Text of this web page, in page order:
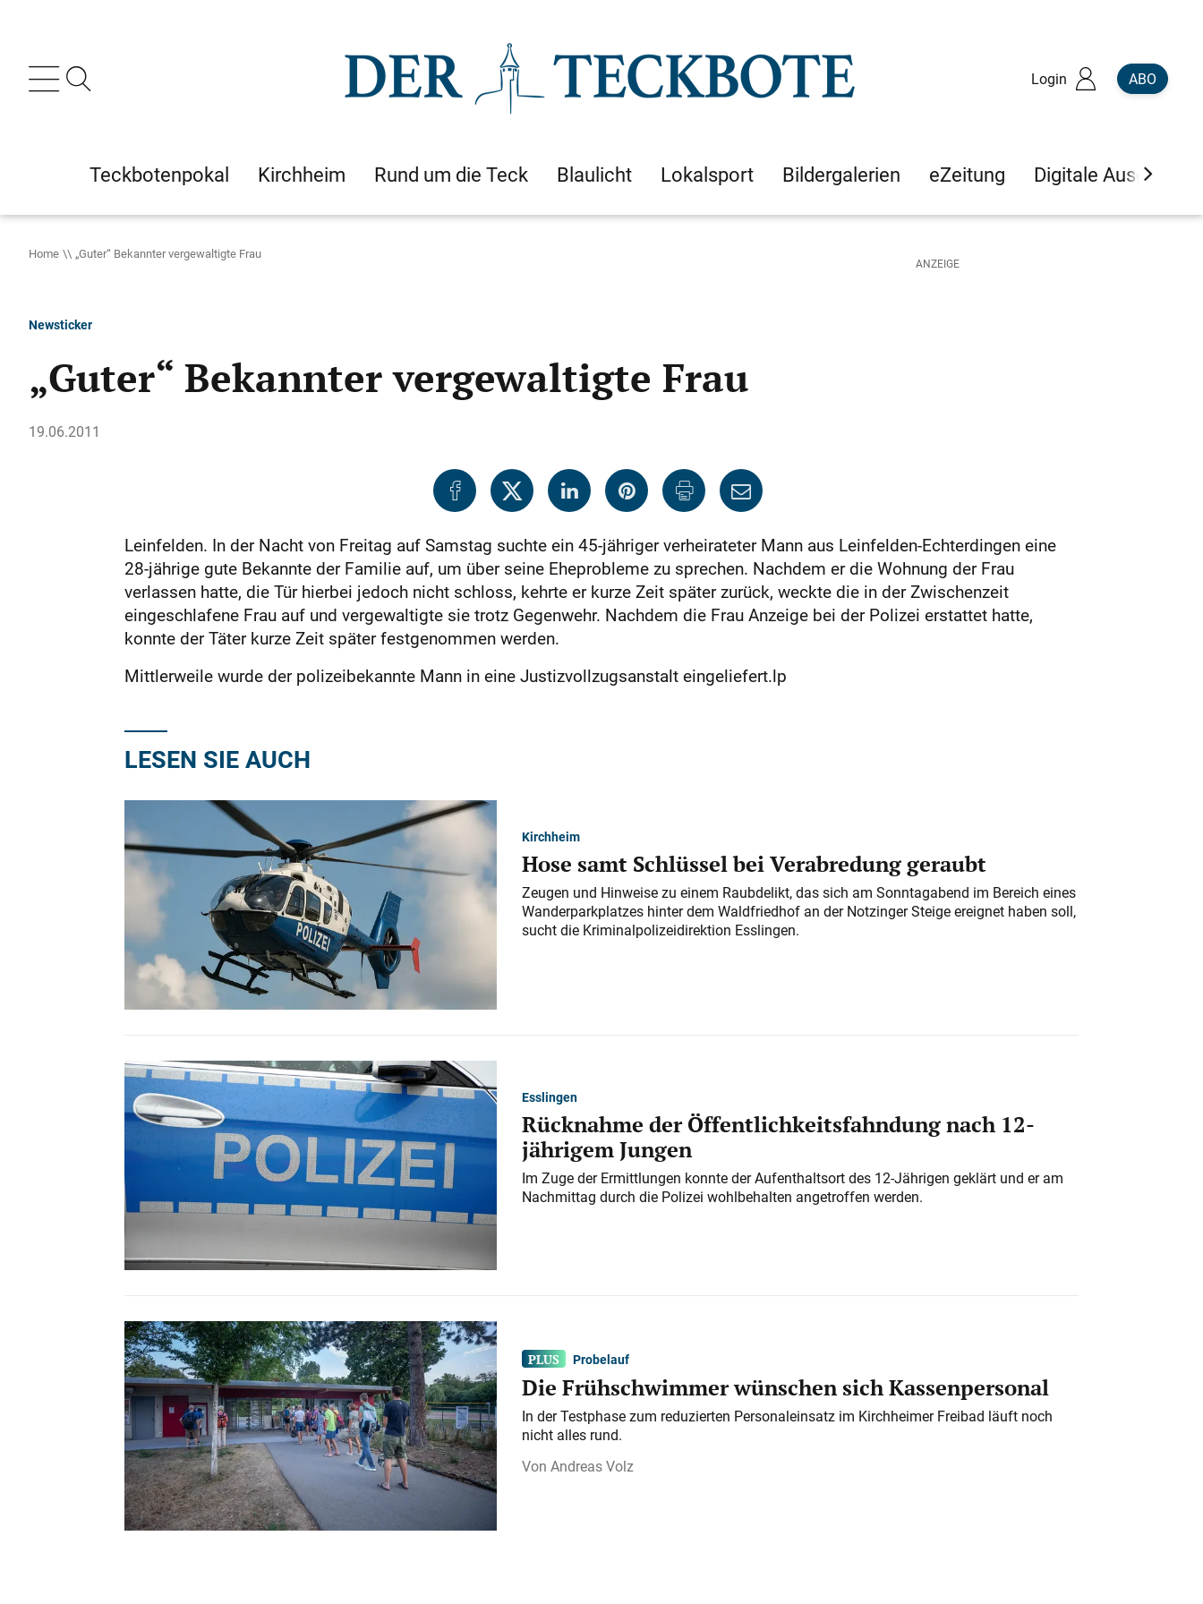
Login ABO
Teckbotenpokal Kirchheim Rund um die Teck Blaulicht Lokalsport Bildergalerien eZeitung Digitale Ausgaben
Home „Guter“ Bekannter vergewaltigte Frau
Newsticker
„Guter“ Bekannter vergewaltigte Frau
19.06.2011
Leinfelden. In der Nacht von Freitag auf Samstag suchte ein 45-jähriger verheirateter Mann aus Leinfelden-Echterdingen eine
28-jährige gute Bekannte der Familie auf, um über seine Eheprobleme zu sprechen. Nachdem er die Wohnung der Frau
verlassen hatte, die Tür hierbei jedoch nicht schloss, kehrte er kurze Zeit später zurück, weckte die in der Zwischenzeit
eingeschlafene Frau auf und vergewaltigte sie trotz Gegenwehr. Nachdem die Frau Anzeige bei der Polizei erstattet hatte,
konnte der Täter kurze Zeit später festgenommen werden.
Mittlerweile wurde der polizeibekannte Mann in eine Justizvollzugsanstalt eingeliefert.lp
LESEN SIE AUCH
Kirchheim
Hose samt Schlüssel bei Verabredung geraubt
Zeugen und Hinweise zu einem Raubdelikt, das sich am Sonntagabend im Bereich eines
Wanderparkplatzes hinter dem Waldfriedhof an der Notzinger Steige ereignet haben soll,
sucht die Kriminalpolizeidirektion Esslingen.
Esslingen
Rücknahme der Öffentlichkeitsfahndung nach 12-
jährigem Jungen
Im Zuge der Ermittlungen konnte der Aufenthaltsort des 12-Jährigen geklärt und er am
Nachmittag durch die Polizei wohlbehalten angetroffen werden.
Probelauf
Die Frühschwimmer wünschen sich Kassenpersonal
In der Testphase zum reduzierten Personaleinsatz im Kirchheimer Freibad läuft noch
nicht alles rund.
Andreas Volz